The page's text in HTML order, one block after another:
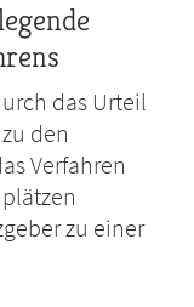
das Urteil
den
Verfahren
zu einer